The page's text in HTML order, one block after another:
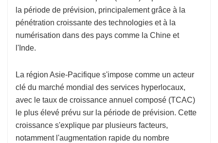
la période de prévision, principalement grâce à la
pénétration croissante des technologies et à la
numérisation dans des pays comme la Chine et
l'Inde.
La région Asie-Pacifique s'impose comme un acteur
clé du marché mondial des services hyperlocaux,
avec le taux de croissance annuel composé (TCAC)
le plus élevé prévu sur la période de prévision. Cette
croissance s'explique par plusieurs facteurs,
notamment l'augmentation rapide du nombre